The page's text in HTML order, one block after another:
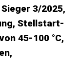
3/2025,
Stellstart-
45-100 °C,